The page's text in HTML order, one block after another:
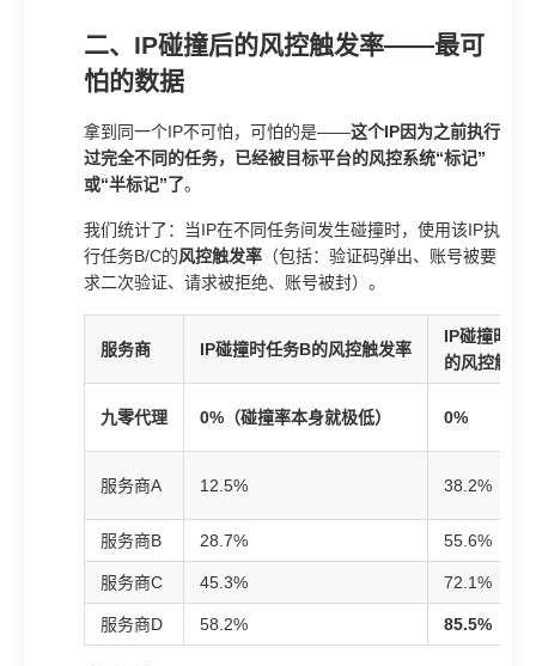
二、IP碰撞后的风控触发率——最可
怕的数据
拿到同一个IP不可怕，可怕的是——这个IP因为之前执行
过完全不同的任务，已经被目标平台的风控系统“标记”
或“半标记”了。
我们统计了：当IP在不同任务间发生碰撞时，使用该IP执
行任务B/C的风控触发率 （包括：验证码弹出、账号被要
求二次验证、请求被拒绝、账号被封）。
服务商 IP碰撞时任务B的风控触发率
IP碰撞时任
的风控触发
九零代理 0%（碰撞率本身就极低） 0%
服务商A 12.5% 38.2%
服务商B 28.7% 55.6%
服务商C 45.3% 72.1%
服务商D 58.2% 85.5%